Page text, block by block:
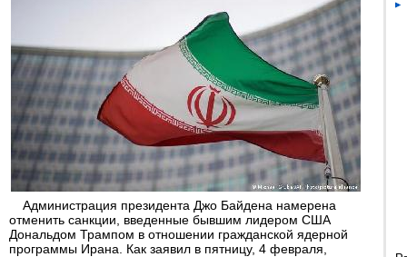
Администрация президента Джо Байдена намерена
отменить санкции, введенные бывшим лидером США
Дональдом Трампом в отношении гражданской ядерной
программы Ирана. Как заявил в пятницу, 4 февраля,